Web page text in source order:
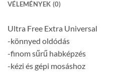
VÉLEMÉNYEK (0)
Ultra Free Extra Universal
-könnyed oldódás
-finom sűrű habképzés
-kézi és gépi mosáshoz